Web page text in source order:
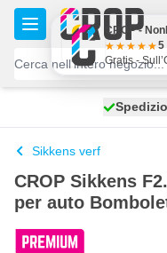
Salta al contenuto
100
Sikkens verf
CROP Sikkens
per auto
CROP -
5
Gratis -